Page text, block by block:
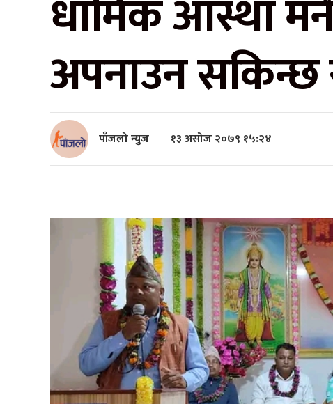
धार्मिक आस्था
अपनाउन
पाँजलो न्युज १३ असोज २०७९ १५:२४